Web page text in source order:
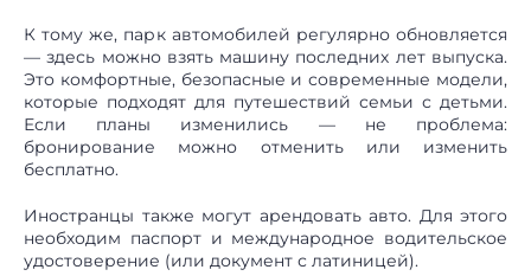
К тому же, парк автомобилей регулярно обновляется
— здесь можно взять машину последних лет выпуска.
Это комфортные, безопасные и современные модели,
которые подходят для путешествий семьи с детьми.
Если планы изменились — не проблема:
бронирование можно отменить или изменить
бесплатно.
Иностранцы также могут арендовать авто. Для этого
необходим паспорт и международное водительское
удостоверение (или документ с латиницей).